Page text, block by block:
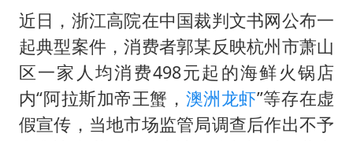
22岁女生独闯南太行失联12天
万岁山接盘烂尾恒大文旅城
习近平心系体育强国建设
近日，浙江高院在中国裁判文书网公布一
起典型案件，消费者郭某反映杭州市萧山
区一家人均消费498元起的海鲜火锅店
内“阿拉斯加帝王蟹， 澳洲龙虾”等存在虚
假宣传，当地市场监管局调查后作出不予